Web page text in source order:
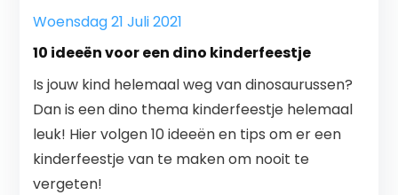
Woensdag 21 Juli 2021
10 ideeën voor een dino kinderfeestje
Is jouw kind helemaal weg van dinosaurussen?
Dan is een dino thema kinderfeestje helemaal
leuk! Hier volgen 10 ideeën en tips om er een
kinderfeestje van te maken om nooit te
vergeten!